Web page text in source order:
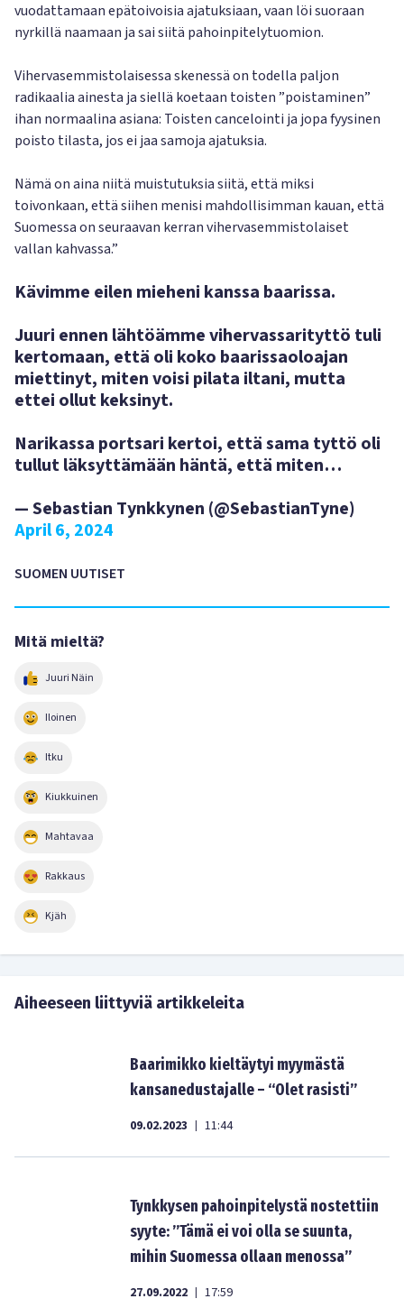
vuodattamaan epätoivoisia ajatuksiaan, vaan löi suoraan
nyrkillä naamaan ja sai siitä pahoinpitelytuomion.
Vihervasemmistolaisessa skenessä on todella paljon
radikaalia ainesta ja siellä koetaan toisten ”poistaminen”
ihan normaalina asiana: Toisten cancelointi ja jopa fyysinen
poisto tilasta, jos ei jaa samoja ajatuksia.
Nämä on aina niitä muistutuksia siitä, että miksi
toivonkaan, että siihen menisi mahdollisimman kauan, että
Suomessa on seuraavan kerran vihervasemmistolaiset
vallan kahvassa.”
Kävimme eilen mieheni kanssa baarissa.
Juuri ennen lähtöämme vihervassarityttö tuli
kertomaan, että oli koko baarissaoloajan
miettinyt, miten voisi pilata iltani, mutta
ettei ollut keksinyt.
Narikassa portsari kertoi, että sama tyttö oli
tullut läksyttämään häntä, että miten…
— Sebastian Tynkkynen (@SebastianTyne)
April 6, 2024
SUOMEN UUTISET
Mitä mieltä?
Juuri Näin
Iloinen
Itku
Kiukkuinen
Mahtavaa
Rakkaus
Kjäh
Aiheeseen liittyviä artikkeleita
Baarimikko kieltäytyi myymästä
kansanedustajalle – “Olet rasisti”
09.02.2023 | 11:44
Tynkkysen pahoinpitelystä nostettiin
syyte: ”Tämä ei voi olla se suunta,
mihin Suomessa ollaan menossa”
27.09.2022 | 17:59